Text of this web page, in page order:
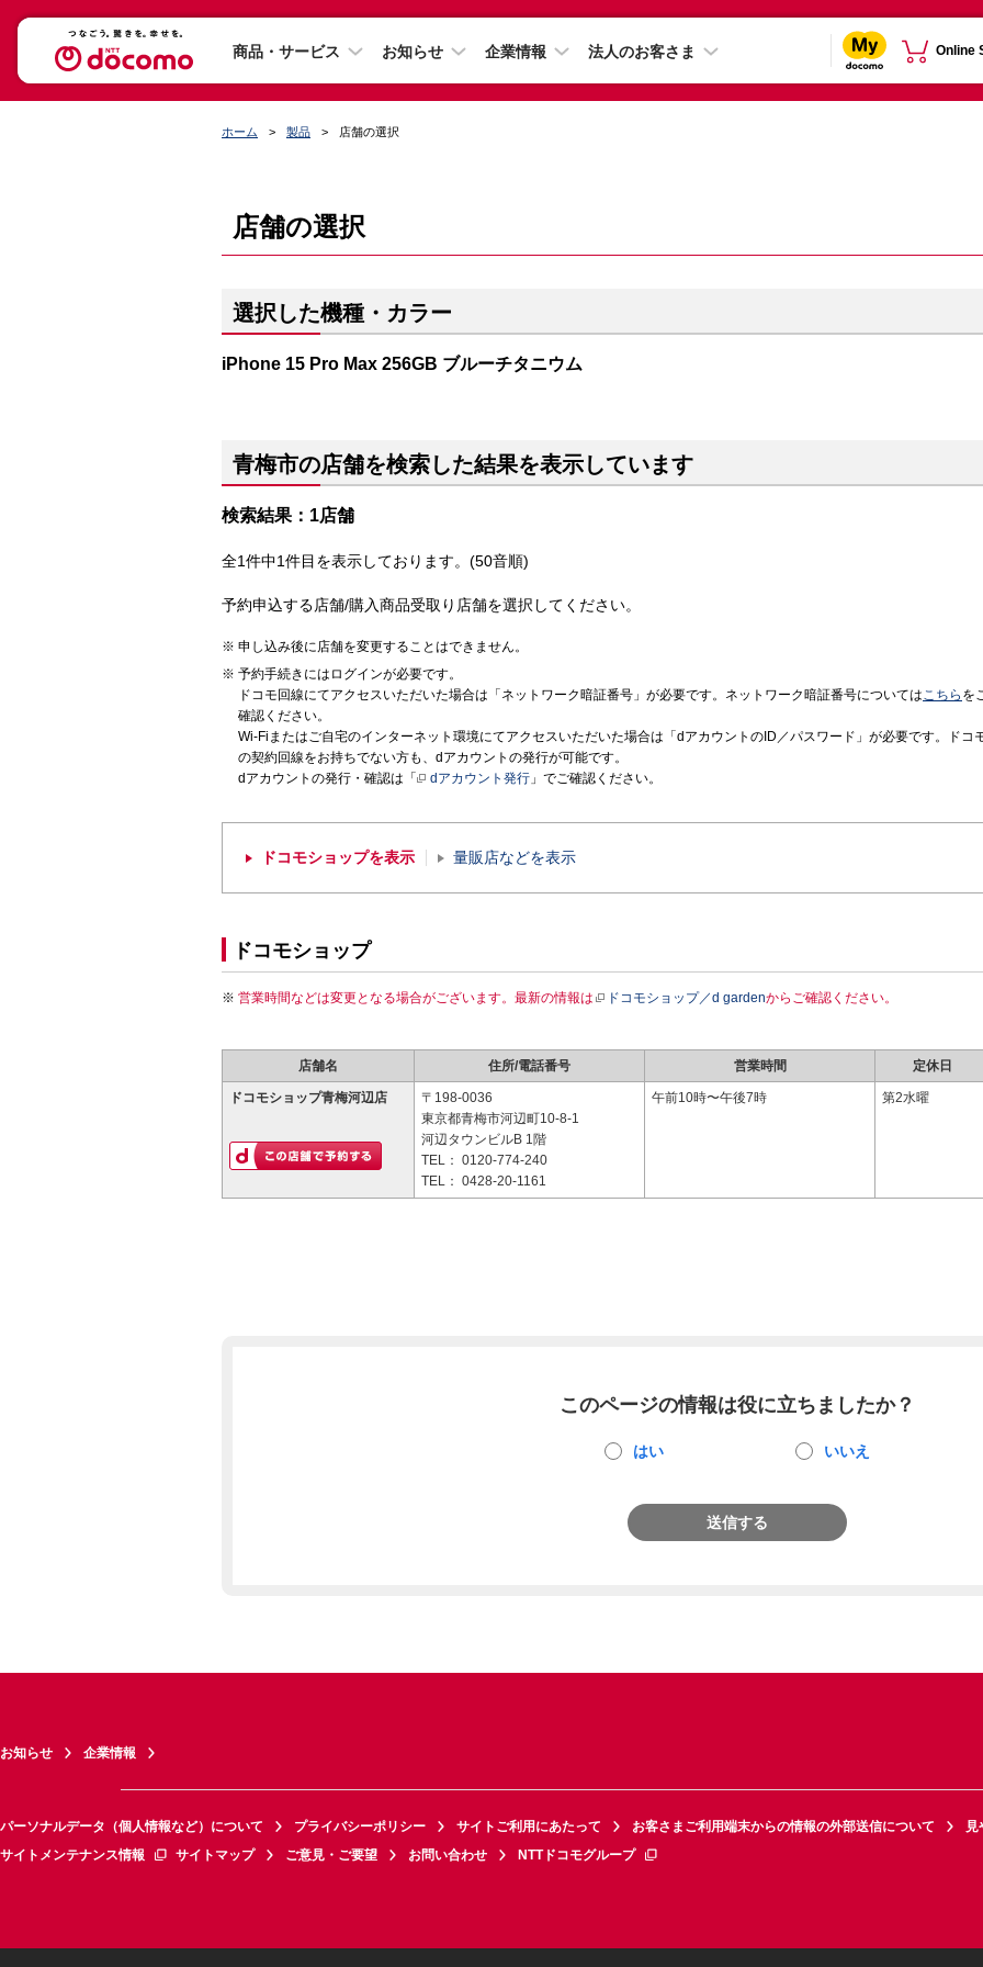
商品・サービス お知らせ 企業情報 法人のお客さま Online
ホーム 製品 店舗の選択
店舗の選択
選択した機種・カラー
iPhone 15 Pro Max 256GB ブルーチタニウム
青梅市の店舗を検索した結果を表示しています
検索結果：1店舗
全1件中1件目を表示しております。(50音順)
予約申込する店舗/購入商品受取り店舗を選択してください。
申し込み後に店舗を変更することはできません。
予約手続きにはログインが必要です。
ドコモ回線にてアクセスいただいた場合は「ネットワーク暗証番号」が必要です。ネットワーク暗証番号についてはこちら を
確認ください。
Wi-Fiまたはご自宅のインターネット環境にてアクセスいただいた場合は「dアカウントのID／パスワード」が必要です。ドコ
の契約回線をお持ちでない方も、dアカウントの発行が可能です。
dアカウントの発行・確認は「
dアカウント発行 」でご確認ください。
ドコモショップを表示 量販店などを表示
ドコモショップ
営業時間などは変更となる場合がございます。最新の情報は ドコモショップ／d gardenからご確認ください。
店舗名 住所/電話番号 営業時間 定休日
ドコモショップ青梅河辺店
〒198-0036
東京都青梅市河辺町10-8-1
河辺タウンビルB 1階
TEL： 0120-774-240
TEL： 0428-20-1161
午前10時〜午後7時 第2水曜
このページの情報は役に立ちましたか？
はい いいえ
送信する
お知らせ 企業情報
パーソナルデータ（個人情報など）について プライバシーポリシー サイトご利用にあたって お客さまご利用端末からの情報の外部送信について
見
サイトメンテナンス情報
サイトマップ ご意見・ご要望 お問い合わせ NTTドコモグループ